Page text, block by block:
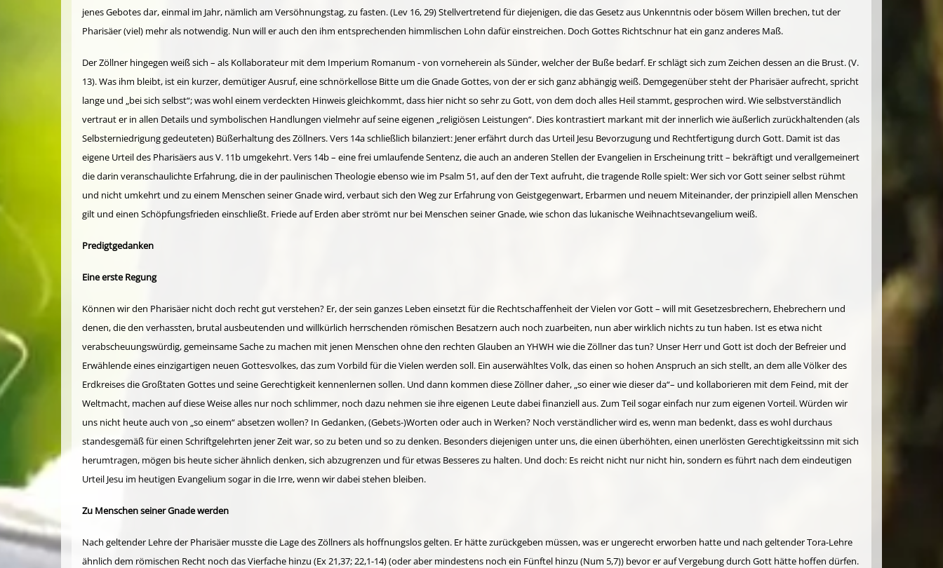
jenes Gebotes dar, einmal im Jahr, nämlich am Versöhnungstag, zu fasten. (Lev 16, 29) Stellvertretend für diejenigen, die das Gesetz aus Unkenntnis oder bösem Willen brechen, tut der
Pharisäer (viel) mehr als notwendig. Nun will er auch den ihm ent­sprech­enden himmlischen Lohn dafür einstreichen. Doch Gottes Richt­schnur hat ein ganz anderes Maß.
Der Zöllner hingegen weiß sich – als Kollaborateur mit dem Imperium Romanum - von vorneherein als Sünder, welcher der Buße bedarf. Er schlägt sich zum Zeichen dessen an die Brust. (V.
13). Was ihm bleibt, ist ein kurzer, demütiger Ausruf, eine schnörkellose Bitte um die Gnade Gottes, von der er sich ganz abhängig weiß. Demgegenüber steht der Pharisäer aufrecht, spricht
lange und „bei sich selbst“; was wohl einem verdeckten Hinweis gleichkommt, dass hier nicht so sehr zu Gott, von dem doch alles Heil stammt, gesprochen wird. Wie selbstverständlich
vertraut er in allen Details und symbo­lischen Handlungen vielmehr auf seine eigenen „religiösen Leistungen“. Dies kontrastiert mar­kant mit der innerlich wie äußerlich zurück­haltenden (als
Selbsterniedrigung gedeuteten) Büßerhaltung des Zöllners. Vers 14a schließlich bilanziert: Jener erfährt durch das Urteil Jesu Bevorzugung und Rechtfertigung durch Gott. Damit ist das
eigene Urteil des Pharisäers aus V. 11b um­gekehrt. Vers 14b – eine frei umlaufende Sentenz, die auch an anderen Stellen der Evangelien in Erscheinung tritt – bekräftigt und verallgemeinert
die darin veranschau­lichte Erfahrung, die in der paulinischen Theologie ebenso wie im Psalm 51, auf den der Text aufruht, die tragende Rolle spielt: Wer sich vor Gott seiner selbst rühmt
und nicht umkehrt und zu einem Menschen seiner Gnade wird, verbaut sich den Weg zur Erfahrung von Geist­gegenwart, Erbarmen und neuem Miteinander, der prinzipiell allen Menschen
gilt und einen Schöpfungsfrieden ein­schließt. Friede auf Erden aber strömt nur bei Menschen seiner Gnade, wie schon das lukanische Weihnachtsevangelium weiß.
Predigtgedanken
Eine erste Regung
Können wir den Pharisäer nicht doch recht gut verstehen? Er, der sein ganzes Leben einsetzt für die Rechtschaffenheit der Vielen vor Gott – will mit Gesetzesbrechern, Ehebrechern und
denen, die den ver­hassten, brutal ausbeutenden und willkürlich herrschen­den römischen Be­satzern auch noch zu­arbeiten, nun aber wirklich nichts zu tun haben. Ist es etwa nicht
verabscheu­ungs­würdig, gemeinsame Sache zu machen mit jenen Menschen ohne den rechten Glauben an YHWH wie die Zöllner das tun? Unser Herr und Gott ist doch der Befreier und
Erwählende eines einzigartigen neuen Gottesvolkes, das zum Vorbild für die Vielen werden soll. Ein aus­erwähltes Volk, das einen so hohen An­spruch an sich stellt, an dem alle Völker des
Erd­kreises die Großtaten Gottes und seine Gerech­tigkeit kennenlernen sollen. Und dann kommen diese Zöllner daher, „so einer wie dieser da“– und kollaborieren mit dem Feind, mit der
Weltmacht, machen auf diese Weise alles nur noch schlimmer, noch dazu nehmen sie ihre eigenen Leute dabei finanziell aus. Zum Teil sogar einfach nur zum eigenen Vorteil. Würden wir
uns nicht heute auch von „so einem“ absetzen wollen? In Gedanken, (Gebets-)Worten oder auch in Werken? Noch ver­ständ­licher wird es, wenn man bedenkt, dass es wohl durchaus
standesgemäß für einen Schrift­gelehrten jener Zeit war, so zu beten und so zu denken. Besonders diejenigen unter uns, die einen überhöhten, einen uner­lösten Gerechtigkeitssinn mit sich
herumtragen, mögen bis heute sicher ähnlich denken, sich abzugrenzen und für etwas Besseres zu halten. Und doch: Es reicht nicht nur nicht hin, sondern es führt nach dem eindeutigen
Urteil Jesu im heutigen Evangelium sogar in die Irre, wenn wir dabei stehen bleiben.
Zu Menschen seiner Gnade werden
Nach geltender Lehre der Pharisäer musste die Lage des Zöllners als hoffnungslos gelten. Er hätte zurückgeben müssen, was er ungerecht erworben hatte und nach geltender Tora-Lehre
ähnlich dem römischen Recht noch das Vierfache hinzu (Ex 21,37; 22,1-14) (oder aber mindestens noch ein Fünftel hinzu (Num 5,7)) bevor er auf Vergebung durch Gott hätte hoffen dürfen.